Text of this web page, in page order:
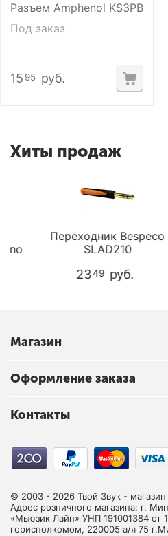
Разъем Amphenol KS3PB
Под заказ
15 95 руб.
Хиты продаж
Переходник Bespeco
SLAD210
2349 руб.
Магазин
Оформление заказа
Контакты
© 2003 - 2026 Твой Звук -
Адрес розничного магазина: г.
«Мьюзик Лайн» УНП 191001384 от
горисполкомом, 220005 а/я 75